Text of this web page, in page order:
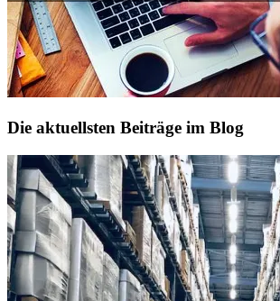
Die aktuellsten Beiträge im Blog